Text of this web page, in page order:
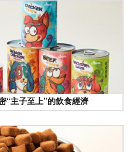
“主子至上”的飲食經濟